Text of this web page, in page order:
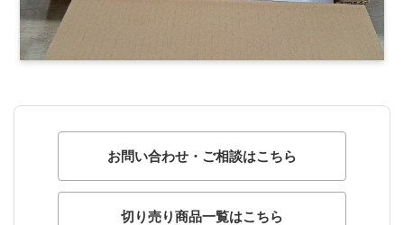
お問い合わせ・ご相談はこちら
切り売り商品一覧はこちら